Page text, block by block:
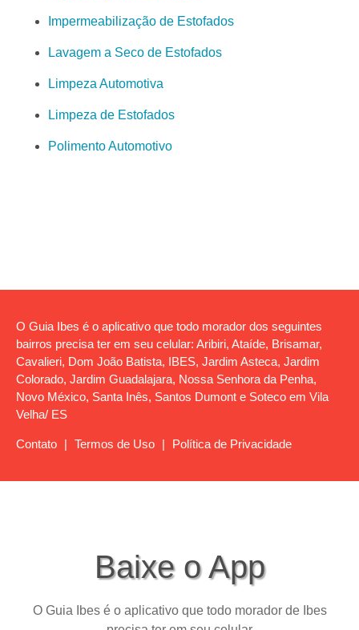
Impermeabilização de Estofados
Lavagem a Seco de Estofados
Limpeza Automotiva
Limpeza de Estofados
Polimento Automotivo
O Guia Ibes é o aplicativo que todo morador dos seguintes
bairros precisa ter em seu celular: Aribiri, Ataíde, Brisamar,
Cavalieri, Dom João Batista, IBES, Jardim Asteca, Jardim
Colorado, Jardim Guadalajara, Nossa Senhora da Penha,
Novo México, Santa Inês, Santos Dumont e Soteco em Vila
Velha/ ES
Contato | Termos de Uso | Política de Privacidade
Baixe o App
O Guia Ibes é o aplicativo que todo morador de Ibes